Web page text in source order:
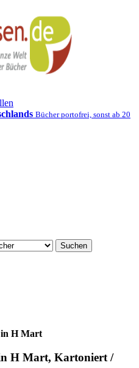
Bücher portofrei, sonst ab 20
Suchen
H Mart
H Mart, Kartoniert /